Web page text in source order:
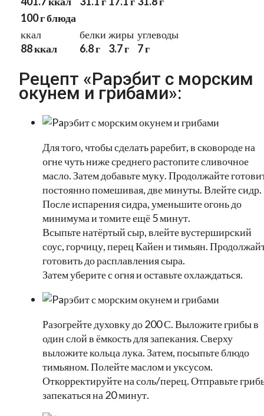
100 г блюда
ккал
88 ккал
белки
6.8 г
жиры
3.7 г
углеводы
7 г
Рецепт «Paрэбит с морским
окунем и грибами»:
Для того, чтобы сделать раребит, в сковороде на
огне чуть ниже среднего растопите сливочное
масло. Затем добавьте муку. Продолжайте
постоянно помешивая, две минуты. Влейте сидр.
После испарения сидра, уменьшите огонь до
минимума и томите ещё 5 минут.
Всыпьте натёртый сыр, влейте вустерширский
соус, горчицу, перец Кайен и тимьян.
готовить до расплавления сыра.
Затем уберите с огня и оставьте охлаждаться.
Разогрейте духовку до 200 С. Выложите грибы в
один слой в ёмкость для запекания. Сверху
выложите кольца лука. Затем, посыпьте блюдо
тимьяном. Полейте маслом и уксусом.
Откорректируйте на соль/перец. Отправьте
запекаться на 20 минут.